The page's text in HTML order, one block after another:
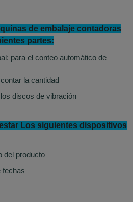
de embalaje contadoras
partes:
para el conteo automático de
la cantidad
discos de vibración
Los siguientes dispositivos
del producto
fechas